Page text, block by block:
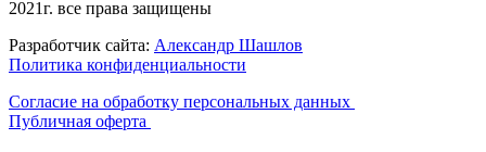
2021г. все права защищены
Разработчик сайта: Александр Шашлов
Политика конфиденциальности
Согласие на обработку персональных данных
Публичная оферта